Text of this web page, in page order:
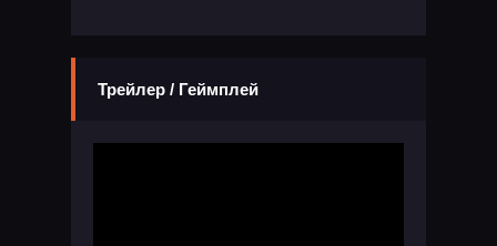
Трейлер / Геймплей